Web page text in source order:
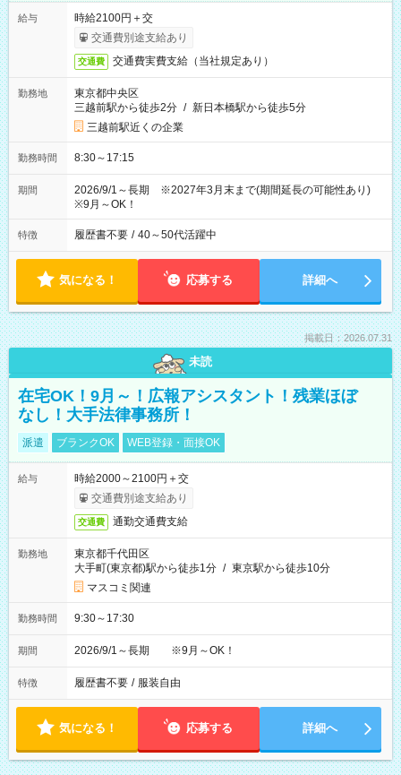
給与
時給2100円＋交
交通費別途支給あり
交通費 交通費実費支給（当社規定あり）
勤務地
東京都中央区
三越前駅から徒歩2分 / 新日本橋駅から徒歩5分
三越前駅近くの企業
勤務時間 8:30～17:15
期間
2026/9/1～長期 ※2027年3月末まで(期間延長の可能性あり)
※9月～OK！
特徴 履歴書不要 / 40～50代活躍中
気になる！ 応募する 詳細へ
掲載日：2026.07.31
未読
在宅OK！9月～！広報アシスタント！残業ほぼ
なし！大手法律事務所！
派遣 ブランクOK WEB登録・面接OK
給与
時給2000～2100円＋交
交通費別途支給あり
交通費 通勤交通費支給
勤務地
東京都千代田区
大手町(東京都)駅から徒歩1分 / 東京駅から徒歩10分
マスコミ関連
勤務時間 9:30～17:30
期間 2026/9/1～長期 ※9月～OK！
特徴 履歴書不要 / 服装自由
気になる！ 応募する 詳細へ